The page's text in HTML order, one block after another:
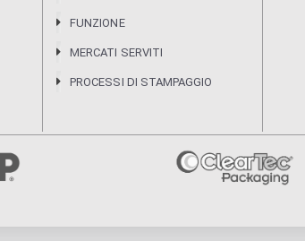
FUNZIONE
MERCATI SERVITI
PROCESSI DI STAMPAGGIO